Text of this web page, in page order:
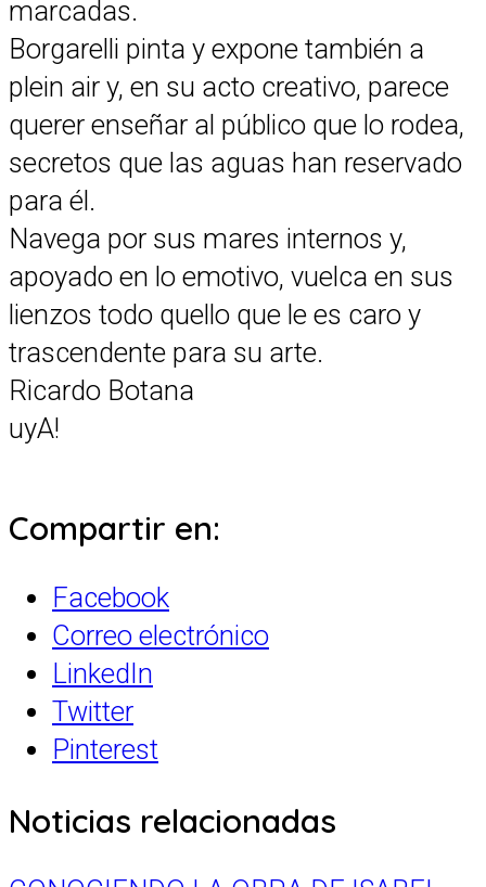
marcadas.
Borgarelli pinta y expone también a
plein air y, en su acto creativo, parece
querer enseñar al público que lo rodea,
secretos que las aguas han reservado
para él.
Navega por sus mares internos y,
apoyado en lo emotivo, vuelca en sus
lienzos todo quello que le es caro y
trascendente para su arte.
Ricardo Botana
uyA!
Compartir en:
Facebook
Correo electrónico
LinkedIn
Twitter
Pinterest
Noticias relacionadas